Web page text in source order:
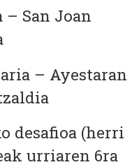
– San Joan
– Ayestaran
desafioa (herri
urriaren 6ra